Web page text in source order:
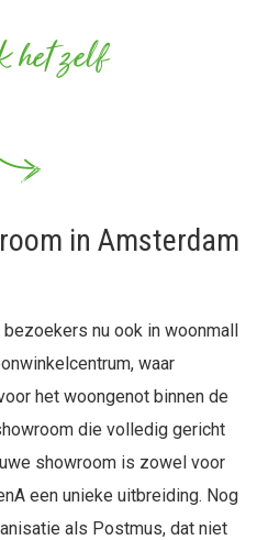
het zelf
in Amsterdam
nu ook in woonmall
waar
het woongenot binnen de
die volledig gericht
showroom is zowel voor
een unieke uitbreiding. Nog
als Postmus, dat niet